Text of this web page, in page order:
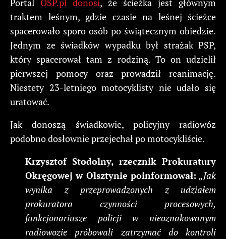
traktem leśnym, gdzie czasie na leśnej ścieżce
spacerowało sporo osób po świątecznym obiedzie.
Jednym ze świadków wypadku był strażak PSP,
który spacerował tam z rodziną. To on udzielił
pierwszej pomocy oraz prowadził reanimację.
Niestety 23-letniego motocyklisty nie udało się
uratować.
Jak donoszą świadkowie, policyjny radiowóz
podobno dosłownie przejechał po motocykliście.
Krzysztof Stodolny, rzecznik Prokuratury
Okręgowej w Olsztynie poinformował: „Jak
wynika z przeprowadzonych z udziałem
prokuratora czynności procesowych,
funkcjonariusze policji w nieoznakowanym
radiowozie próbowali zatrzymać do kontroli